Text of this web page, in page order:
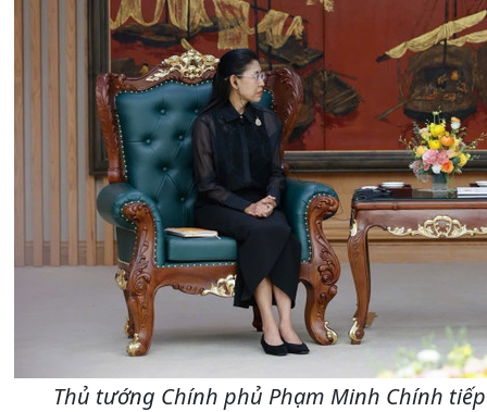
Thủ tướng Chính phủ Phạm Minh Chính